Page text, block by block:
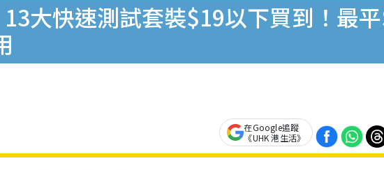
13大快速測試套裝$19以下買到！最
在Google追蹤
《UHK 港生活》